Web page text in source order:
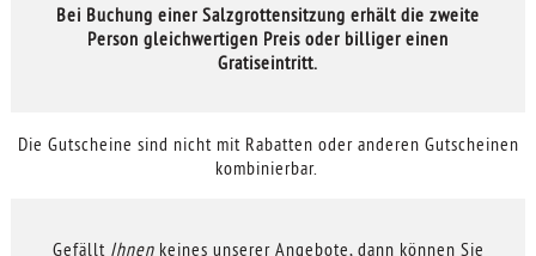
Bei Buchung einer Salzgrottensitzung erhält die zweite
Person gleichwertigen Preis oder billiger einen
Gratiseintritt.
Die Gutscheine sind nicht mit Rabatten oder anderen Gutscheinen
kombinierbar.
Gefällt Ihnen keines unserer Angebote, dann können Sie